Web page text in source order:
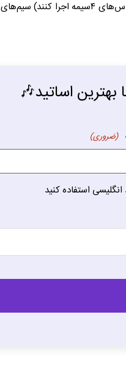
این ساز دارای ۴ سیم است، اما نمونه‌های ۵سیمهٔ این ساز
اساتید🎶
(ضروری)
انگلیسی استفاده کنید